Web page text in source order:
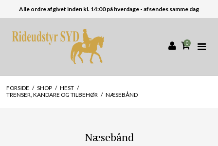
Alle ordre afgivet inden kl. 14:00 på hverdage - afsendes samme dag
0
FORSIDE / SHOP / HEST /
TRENSER, KANDARE OG TILBEHØR / NÆSEBÅND
Næsebånd